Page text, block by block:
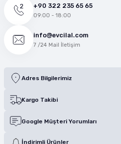
+90 322 235 65 65
09:00 - 18:00
info@evcilal.com
7 /24 Mail İletişim
Adres Bilgilerimiz
Kargo Takibi
Google Müşteri Yorumları
İndirimli Ürünler